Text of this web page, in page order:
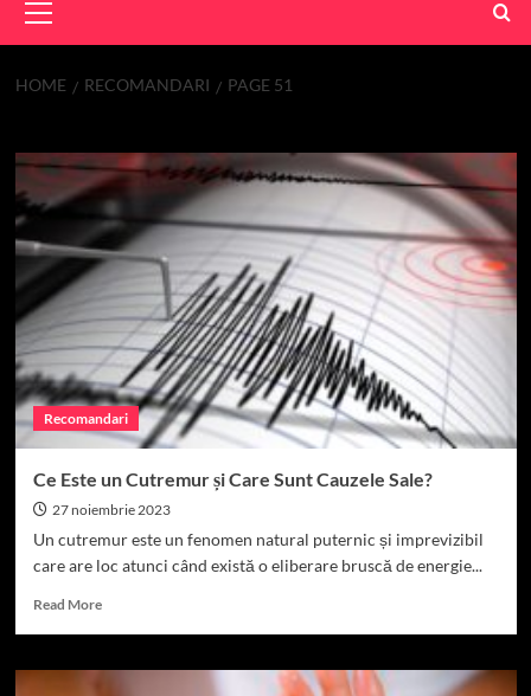
Menu
HOME RECOMANDARI PAGE 51
Recomandari
Ce Este un Cutremur și Care Sunt Cauzele Sale?
27 noiembrie 2023
Un cutremur este un fenomen natural puternic și imprevizibil
care are loc atunci când există o eliberare bruscă de energie...
Read MoreRead
Ce